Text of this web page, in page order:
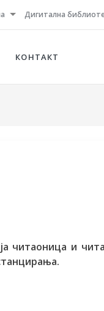
Дигитална
КОНТАКТ
читаоница и